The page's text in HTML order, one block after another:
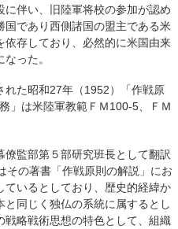
に伴い、旧陸軍将校の参加が認め
国であり西側諸国の盟主である米
依存しており、必然的に米国由来
った。
れた昭和27年（1952）「作戦原
」は米陸軍教範ＦＭ100-5、ＦＭ
監部第５部研究班長として翻訳
その著書「作戦原則の解説」にお
ているとしており、歴史的経緯か
同じく独仏の系統に属するとし
戦略戦術思想の特色として、組織